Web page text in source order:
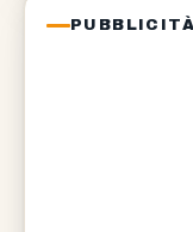
PUBBLICITÀ